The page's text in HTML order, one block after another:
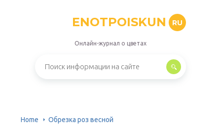
ENOTPOISKUN RU
Онлайн-журнал о цветах
Home Обрезка роз весной